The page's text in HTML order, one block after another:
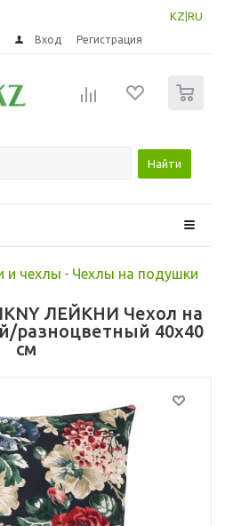
KZ RU
Вход Регистрация
Найти
и чехлы - Чехлы на подушки
ЛЕЙКНИ Чехол на
разноцветный 40x40
см